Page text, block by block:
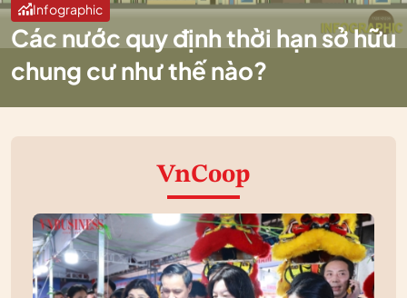
Infographic
Các nước quy định thời hạn sở hữu
chung cư như thế nào?
VnCoop